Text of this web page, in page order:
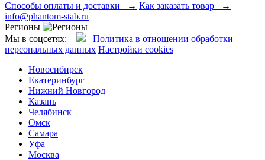
Способы оплаты и доставки → Как заказать товар →
info@phantom-stab.ru
Регионы
Мы в соцсетях:
Политика в отношении обработки
персональных данных Настройки cookies
Новосибирск
Екатеринбург
Нижний Новгород
Казань
Челябинск
Омск
Самара
Уфа
Москва